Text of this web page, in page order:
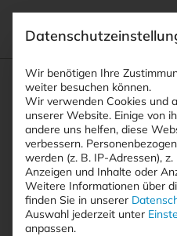
Suchfeld
Breadcrumb-Navigation
STARTSEITE
ARTIKEL
NIS2-RICHTLINIE NIMMT
Inhaltsverzeichnis
Wir benötigen Ihre
weiter besuchen können.
Wir verwenden Cookies und
unserer Website. Einige von
andere uns helfen, diese
verbessern.
werden (z. B. IP-Adressen),
Anzeigen und Inhalte oder
Weitere Informationen über
finden Sie in unserer
Auswahl jederzeit unter
anpassen.